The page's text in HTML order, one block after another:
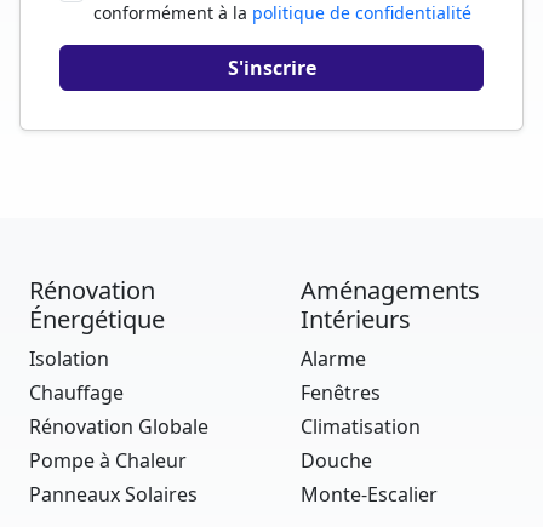
conformément à la politique de confidentialité
Rénovation
Énergétique
Isolation
Chauffage
Rénovation Globale
Pompe à Chaleur
Panneaux Solaires
Aménagements
Intérieurs
Alarme
Fenêtres
Climatisation
Douche
Monte-Escalier